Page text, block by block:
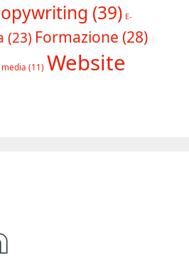
(39) E-
(23) Formazione (28)
media (11) Website